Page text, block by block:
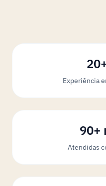
Experiência
90+
Atendidas